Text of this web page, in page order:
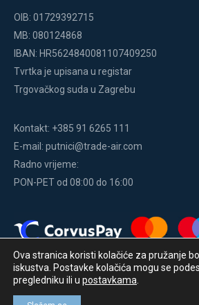
OIB: 01729392715
MB: 080124868
IBAN: HR5624840081107409250
Tvrtka je upisana u registar
Trgovačkog suda u Zagrebu
Kontakt: +385 91 6265 111
E-mail: putnici@trade-air.com
Radno vrijeme:
PON-PET od 08:00 do 16:00
Copyright © 2020. Trade-Air.com | Web
Ova stranica koristi kolačiće za pružanje
iskustva. Postavke kolačića mogu se
pregledniku ili u postavkama